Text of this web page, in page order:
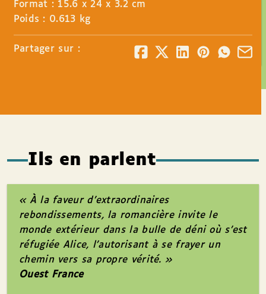
Format : 15.6 x 24 x 3.2 cm
Poids : 0.613 kg
Partager sur :
Ils en parlent
« À la faveur d’extraordinaires
rebondissements, la romancière invite le
monde extérieur dans la bulle de déni où s’est
réfugiée Alice, l’autorisant à se frayer un
chemin vers sa propre vérité. »
Ouest France